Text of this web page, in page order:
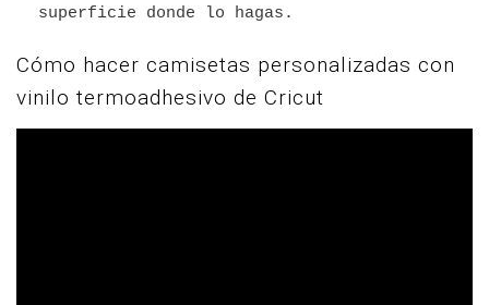
superficie donde lo hagas.
Cómo hacer camisetas personalizadas con
vinilo termoadhesivo de Cricut